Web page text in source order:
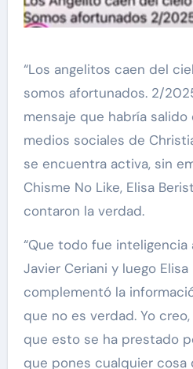
“Los angelitos caen del
somos afortunados. 2/
mensaje que habría
medios sociales de
se encuentra activa, sin
Chisme No Like, Elisa
contaron la verdad.
“Que todo fue inteligencia
Javier Ceriani y luego Elisa
complementó la
que no es verdad. Yo
que esto se ha prestado
que pones cualquier cosa